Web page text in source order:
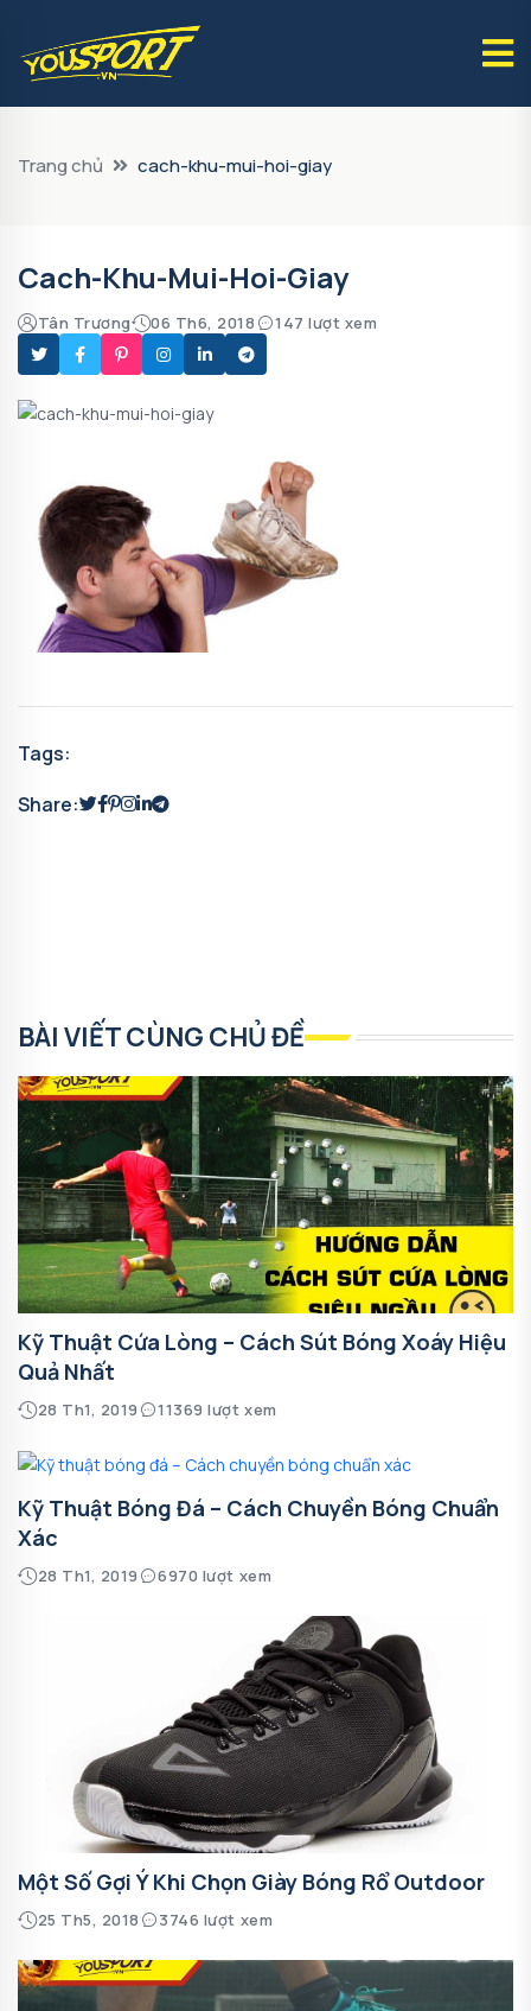
Trang chủ cach-khu-mui-hoi-giay
Cach-Khu-Mui-Hoi-Giay
Tân Trương 06 Th6, 2018 147 lượt xem
Tags:
Share:
BÀI VIẾT CÙNG CHỦ ĐỀ
Kỹ Thuật Cứa Lòng – Cách Sút Bóng Xoáy Hiệu
Quả Nhất
28 Th1, 2019 11369 lượt xem
Kỹ Thuật Bóng Đá – Cách Chuyền Bóng Chuẩn
Xác
28 Th1, 2019 6970 lượt xem
Một Số Gợi Ý Khi Chọn Giày Bóng Rổ Outdoor
25 Th5, 2018 3746 lượt xem